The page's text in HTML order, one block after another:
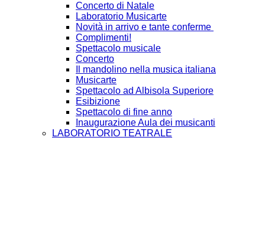
Concerto di Natale
Laboratorio Musicarte
Novità in arrivo e tante conferme
Complimenti!
Spettacolo musicale
Concerto
Il mandolino nella musica italiana
Musicarte
Spettacolo ad Albisola Superiore
Esibizione
Spettacolo di fine anno
Inaugurazione Aula dei musicanti
LABORATORIO TEATRALE